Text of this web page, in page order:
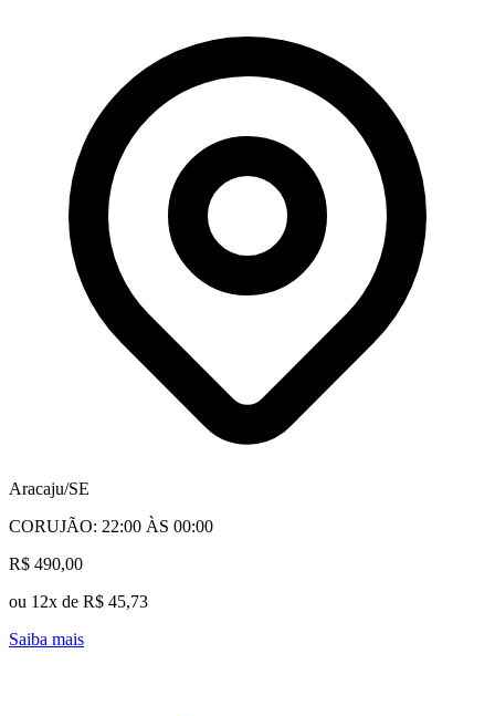
Aracaju/SE
CORUJÃO: 22:00 ÀS 00:00
R$ 490,00
ou 12x de R$ 45,73
Saiba mais